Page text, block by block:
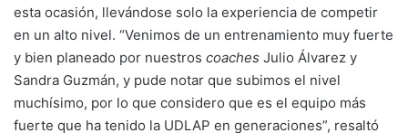
esta ocasión, llevándose solo la experiencia de competir
en un alto nivel. “Venimos de un entrenamiento muy fuerte
y bien planeado por nuestros coaches Julio Álvarez y
Sandra Guzmán, y pude notar que subimos el nivel
muchísimo, por lo que considero que es el equipo más
fuerte que ha tenido la UDLAP en generaciones”, resaltó